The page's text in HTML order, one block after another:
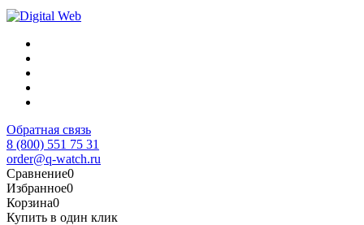
Обратная связь
8 (800) 551 75 31
order@q-watch.ru
Сравнение0
Избранное0
Корзина0
Купить в один клик